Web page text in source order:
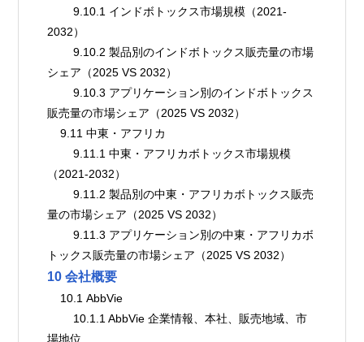
        9.10.1 インドボトックス市場規模（2021-
2032）
        9.10.2 製品別のインドボトックス販売量の市場
シェア（2025 VS 2032）
        9.10.3 アプリケーション別のインドボトックス
販売量の市場シェア（2025 VS 2032）
    9.11 中東・アフリカ
        9.11.1 中東・アフリカボトックス市場規模
（2021-2032）
        9.11.2 製品別の中東・アフリカボトックス販売
量の市場シェア（2025 VS 2032）
        9.11.3 アプリケーション別の中東・アフリカボ
トックス販売量の市場シェア（2025 VS 2032）
10 会社概要
    10.1 AbbVie
場地位